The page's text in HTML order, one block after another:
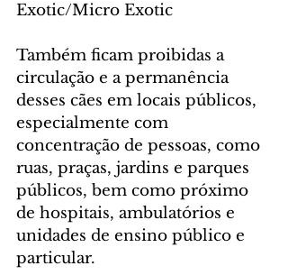
Exotic/Micro Exotic
Também ficam proibidas a
circulação e a permanência
desses cães em locais públicos,
especialmente com
concentração de pessoas, como
ruas, praças, jardins e parques
públicos, bem como próximo
de hospitais, ambulatórios e
unidades de ensino público e
particular.